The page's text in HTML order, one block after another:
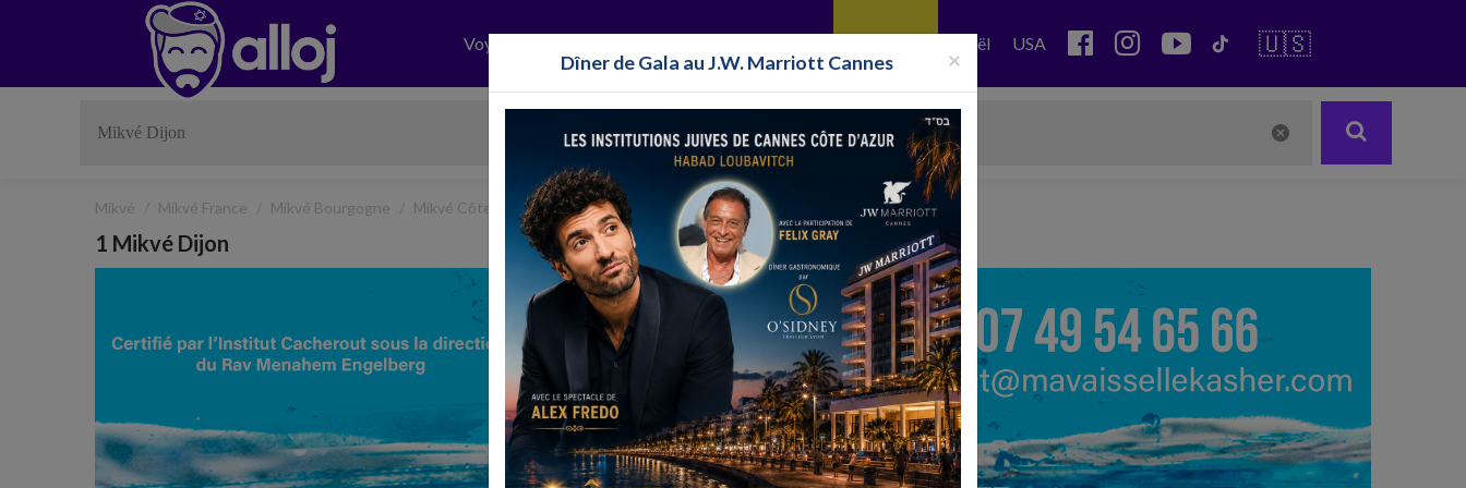
Voyages Israël USA 🇺🇸
Mikvé Mikvé France Mikvé Bourgogne Mikvé Côte-d'Or Mikvé Dijon
1 Mikvé Dijon
×
Dîner de Gala au J.W. Marriott Cannes